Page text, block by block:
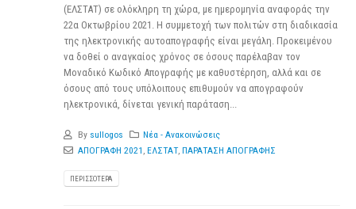
(ΕΛΣΤΑΤ) σε ολόκληρη τη χώρα, με ημερομηνία αναφοράς την
22α Οκτωβρίου 2021. Η συμμετοχή των πολιτών στη διαδικασία
της ηλεκτρονικής αυτοαπογραφής είναι μεγάλη. Προκειμένου
να δοθεί ο αναγκαίος χρόνος σε όσους παρέλαβαν τον
Μοναδικό Κωδικό Απογραφής με καθυστέρηση, αλλά και σε
όσους από τους υπόλοιπους επιθυμούν να απογραφούν
ηλεκτρονικά, δίνεται γενική παράταση...
By sullogos
Νέα - Ανακοινώσεις
ΑΠΟΓΡΑΦΗ 2021 , ΕΛΣΤΑΤ, ΠΑΡΑΤΑΣΗ ΑΠΟΓΡΑΦΗΣ
ΠΕΡΙΣΣΌΤΕΡΑ